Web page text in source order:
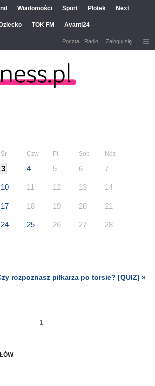
Wiadomości Sport Plotek Next
Dziecko TOK FM Avanti24
Poczta Radio Zaloguj się
Śr Czw Pt Sob Ndz
3 4 5 6 7
10 11 12 13 14
17 18 19 20 21
24 25 26 27 28
rozpoznasz piłkarza po torsie? [QUIZ] »
1